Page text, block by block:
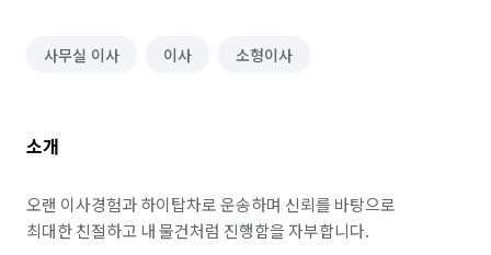
사무실 이사 이사 소형이사
소개
오랜 이사경험과 하이탑차로 운송하며 신뢰를 바탕으로
최대한 친절하고 내 물건처럼 진행함을 자부합니다.